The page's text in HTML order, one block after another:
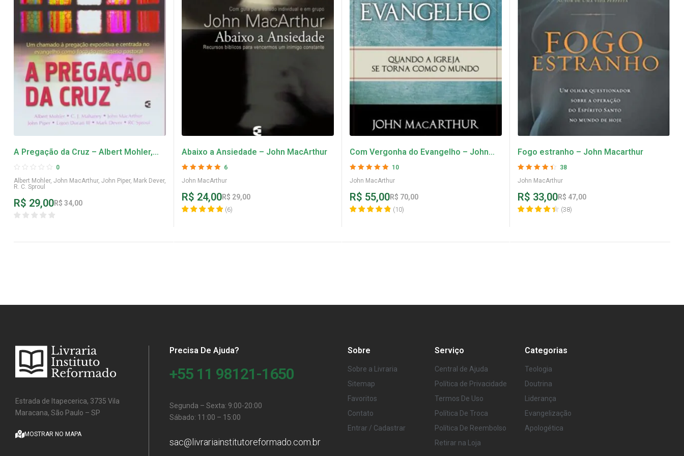
A Pregação da Cruz – Albert Mohler,
John Piper, R. C. Sproul e outros
0
Albert Mohler, John MacArthur, John Piper, Mark Dever,
R. C. Sproul
R$ 34,00
R$ 29,00
Abaixo a Ansiedade – John MacArthur
6
John MacArthur
R$ 29,00
R$ 24,00
(6)
Com Vergonha do Evangelho – John
MacArthur 10
John MacArthur
R$ 70,00
R$ 55,00
(10)
Fogo estranho – John Macarthur
38
John MacArthur
R$ 47,00
R$ 33,00
(38)
Estrada de Itapecerica, 3735 Vila
Maracana, São Paulo – SP
MOSTRAR NO MAPA
Precisa De Ajuda?
+55 11 98121-1650
Segunda – Sexta: 9:00-20:00
Sábado: 11:00 – 15:00
sac@livrariainstitutoreformado.com.br
Sobre
Sobre a Livraria
Sitemap
Favoritos
Contato
Entrar / Cadastrar
Serviço
Central de Ajuda
Política de Privacidade
Termos De Uso
Política De Troca
Política De Reembolso
Retirar na Loja
Categorias
Teologia
Doutrina
Liderança
Evangelização
Apologética